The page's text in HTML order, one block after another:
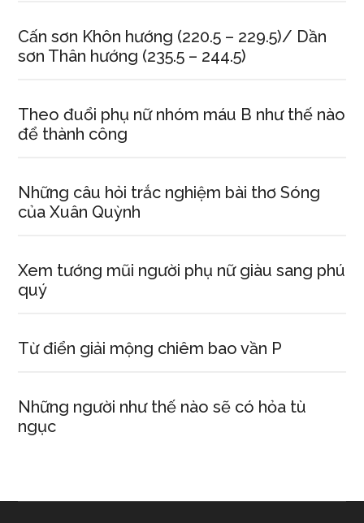
Cấn sơn Khôn hướng (220.5 – 229.5)/ Dần
sơn Thân hướng (235.5 – 244.5)
Theo đuổi phụ nữ nhóm máu B như thế nào
để thành công
Những câu hỏi trắc nghiệm bài thơ Sóng
của Xuân Quỳnh
Xem tướng mũi người phụ nữ giàu sang phú
quý
Từ điển giải mộng chiêm bao vần P
Những người như thế nào sẽ có hỏa tù
ngục